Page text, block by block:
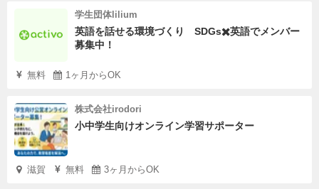
学生団体lilium
英語を話せる環境づくり SDGs✖️英語でメンバー
募集中！
無料 1ヶ月からOK
株式会社irodori
小中学生向けオンライン学習サポーター
滋賀 無料 3ヶ月からOK